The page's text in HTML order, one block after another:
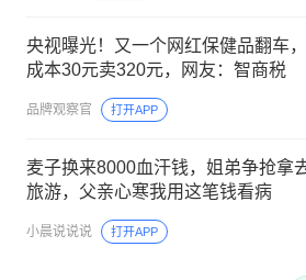
央视曝光！又一个网红保健品翻车，
成本30元卖320元，网友：智商税
品牌观察官 打开APP
麦子换来8000血汗钱，姐弟争抢拿
旅游，父亲心寒我用这笔钱看病
小晨说说说 打开APP